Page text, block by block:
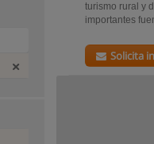
turismo rural y
importantes
Solicita